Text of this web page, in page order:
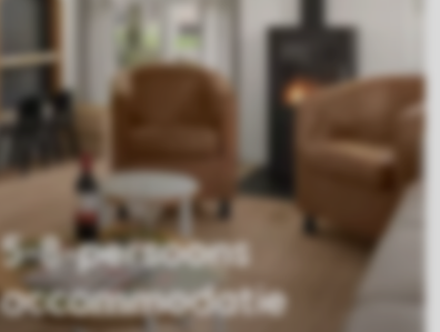
5-8-persoons
accommodatie